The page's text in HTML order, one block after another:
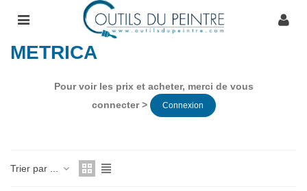
METRICA
Pour voir les prix et acheter, merci de vous
connecter >
Connexion
Trier par ...